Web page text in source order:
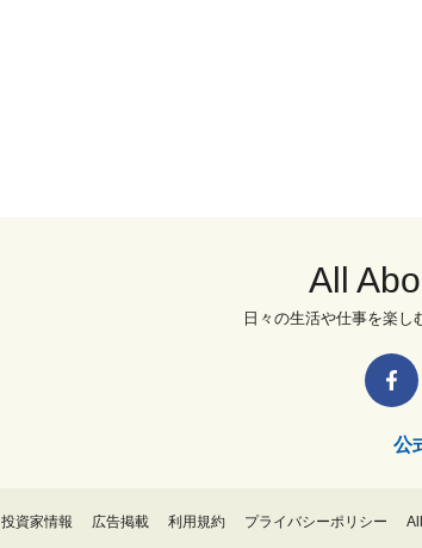
All
日々の生活や仕事を楽し
公
投資家情報 広告掲載 利用規約 プライバシーポリシー